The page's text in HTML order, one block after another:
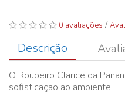
0 avaliações /
Descrição
O Roupeiro Clarice da
sofisticação ao ambiente.